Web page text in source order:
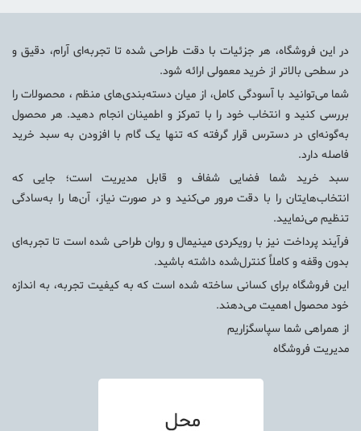
در این فروشگاه، هر جزئیات با دقت طراحی شده تا تجربه‌ای آرام، دقیق و
در سطحی بالاتر از خرید معمولی ارائه شود.
شما می‌توانید با آسودگی کامل، از میان دسته‌بندی‌های منظم ، محصولات را
بررسی کنید و انتخاب خود را با تمرکز و اطمینان انجام دهید. هر محصول
به‌گونه‌ای در دسترس قرار گرفته که تنها یک گام با افزودن به سبد خرید
فاصله دارد.
سبد خرید شما فضایی شفاف و قابل مدیریت است؛ جایی که
انتخاب‌هایتان را با دقت مرور می‌کنید و در صورت نیاز، آن‌ها را به‌سادگی
تنظیم می‌نمایید.
فرآیند پرداخت نیز با رویکردی مینیمال و روان طراحی شده است تا تجربه‌ای
بدون وقفه و کاملاً کنترل‌شده داشته باشید.
این فروشگاه برای کسانی ساخته شده است که به کیفیت تجربه، به اندازه
خود محصول اهمیت می‌دهند.
از همراهی شما سپاسگزاریم
مدیریت فروشگاه